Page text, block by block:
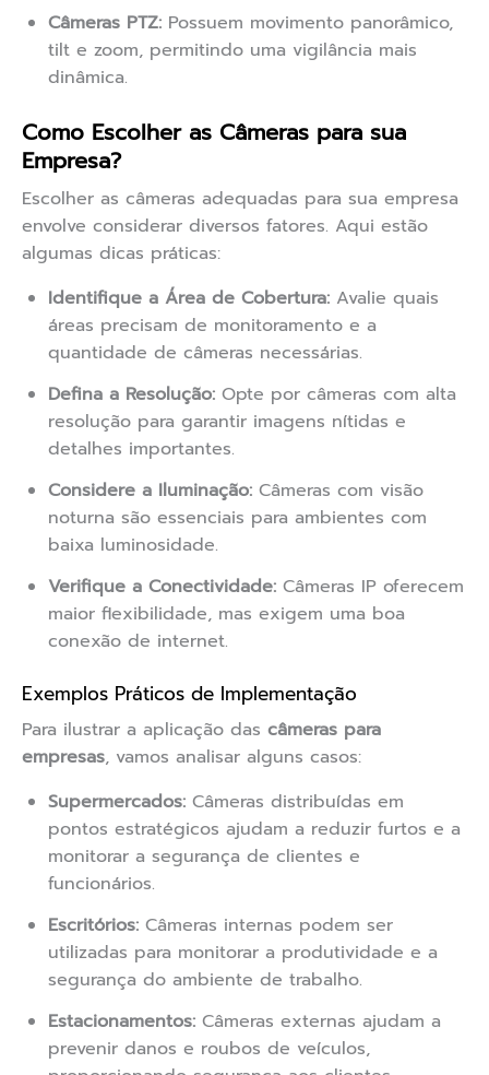
Câmeras PTZ: Possuem movimento panorâmico,
tilt e zoom, permitindo uma vigilância mais
dinâmica.
Como Escolher as Câmeras para sua
Empresa?
Escolher as câmeras adequadas para sua empresa
envolve considerar diversos fatores. Aqui estão
algumas dicas práticas:
Identifique a Área de Cobertura: Avalie quais
áreas precisam de monitoramento e a
quantidade de câmeras necessárias.
Defina a Resolução: Opte por câmeras com alta
resolução para garantir imagens nítidas e
detalhes importantes.
Considere a Iluminação: Câmeras com visão
noturna são essenciais para ambientes com
baixa luminosidade.
Verifique a Conectividade: Câmeras IP oferecem
maior flexibilidade, mas exigem uma boa
conexão de internet.
Exemplos Práticos de Implementação
Para ilustrar a aplicação das câmeras para
empresas, vamos analisar alguns casos:
Supermercados: Câmeras distribuídas em
pontos estratégicos ajudam a reduzir furtos e a
monitorar a segurança de clientes e
funcionários.
Escritórios: Câmeras internas podem ser
utilizadas para monitorar a produtividade e a
segurança do ambiente de trabalho.
Estacionamentos: Câmeras externas ajudam a
prevenir danos e roubos de veículos,